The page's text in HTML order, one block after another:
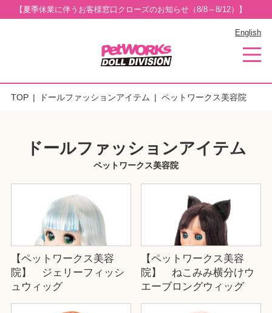
【夏季休業に伴うお客様窓口クローズのお知らせ（8/8～8/12）】
English
TOP ドールファッションアイテム ペットワークス美容院
ドールファッションアイテム
ペットワークス美容院
【ペットワークス美容
院】 ジェリーフィッシ
ュウィッグ
【ペットワークス美容
院】 ねこみみ横分けウ
エーブロングウィッグ